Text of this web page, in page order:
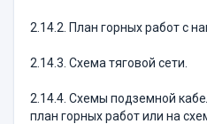
2.14.2. План горных работ с
2.14.3. Схема тяговой сети.
2.14.4. Схемы подземной
план горных работ или на